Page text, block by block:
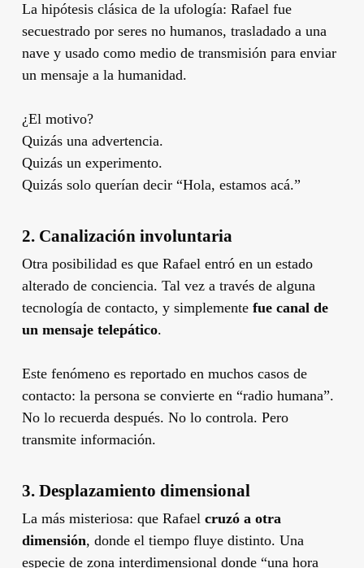
La hipótesis clásica de la ufología: Rafael fue
secuestrado por seres no humanos, trasladado a una
nave y usado como medio de transmisión para enviar
un mensaje a la humanidad.
¿El motivo?
Quizás una advertencia.
Quizás un experimento.
Quizás solo querían decir “Hola, estamos acá.”
2. Canalización involuntaria
Otra posibilidad es que Rafael entró en un estado
alterado de conciencia. Tal vez a través de alguna
tecnología de contacto, y simplemente fue canal de
un mensaje telepático.
Este fenómeno es reportado en muchos casos de
contacto: la persona se convierte en “radio humana”.
No lo recuerda después. No lo controla. Pero
transmite información.
3. Desplazamiento dimensional
La más misteriosa: que Rafael cruzó a otra
dimensión, donde el tiempo fluye distinto. Una
especie de zona interdimensional donde “una hora